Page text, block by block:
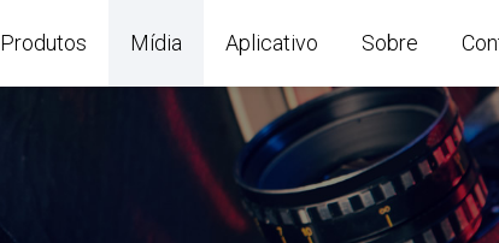
Produtos Mídia Aplicativo Sobre